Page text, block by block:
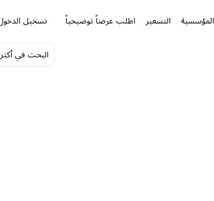
التسعير اطلب عرضاً توضيحياً تسجيل